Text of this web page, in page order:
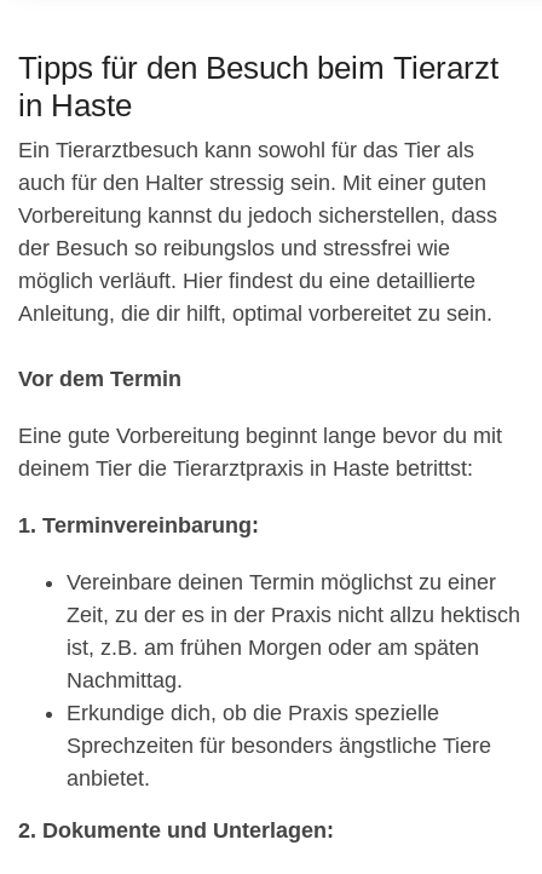
Tipps für den Besuch beim Tierarzt
in Haste
Ein Tierarztbesuch kann sowohl für das Tier als
auch für den Halter stressig sein. Mit einer guten
Vorbereitung kannst du jedoch sicherstellen, dass
der Besuch so reibungslos und stressfrei wie
möglich verläuft. Hier findest du eine detaillierte
Anleitung, die dir hilft, optimal vorbereitet zu sein.
Vor dem Termin
Eine gute Vorbereitung beginnt lange bevor du mit
deinem Tier die Tierarztpraxis in Haste betrittst:
1. Terminvereinbarung:
Vereinbare deinen Termin möglichst zu einer
Zeit, zu der es in der Praxis nicht allzu hektisch
ist, z.B. am frühen Morgen oder am späten
Nachmittag.
Erkundige dich, ob die Praxis spezielle
Sprechzeiten für besonders ängstliche Tiere
anbietet.
2. Dokumente und Unterlagen: